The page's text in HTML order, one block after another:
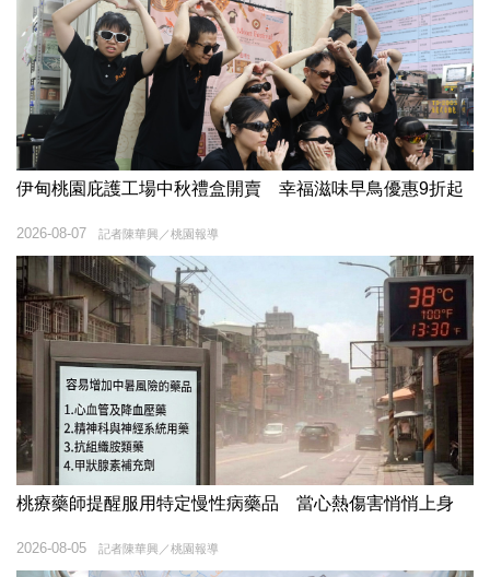
伊甸桃園庇護工場中秋禮盒開賣 幸福滋味早鳥優惠9折起
記者陳華興／桃園報導
2026-08-07
桃療藥師提醒服用特定慢性病藥品 當心熱傷害悄悄上身
記者陳華興／桃園報導
2026-08-05